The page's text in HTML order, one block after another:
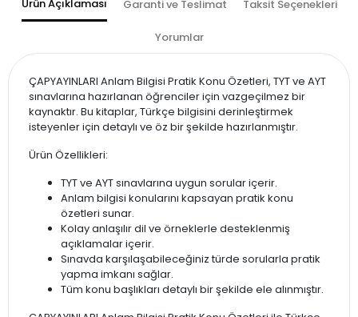
Ürün Açıklaması Garanti ve Teslimat Taksit Seçenekleri
Yorumlar
ÇAPYAYINLARI Anlam Bilgisi Pratik Konu Özetleri, TYT ve AYT
sınavlarına hazırlanan öğrenciler için vazgeçilmez bir
kaynaktır. Bu kitaplar, Türkçe bilgisini derinleştirmek
isteyenler için detaylı ve öz bir şekilde hazırlanmıştır.
Ürün Özellikleri:
TYT ve AYT sınavlarına uygun sorular içerir.
Anlam bilgisi konularını kapsayan pratik konu
özetleri sunar.
Kolay anlaşılır dil ve örneklerle desteklenmiş
açıklamalar içerir.
Sınavda karşılaşabileceğiniz türde sorularla pratik
yapma imkanı sağlar.
Tüm konu başlıkları detaylı bir şekilde ele alınmıştır.